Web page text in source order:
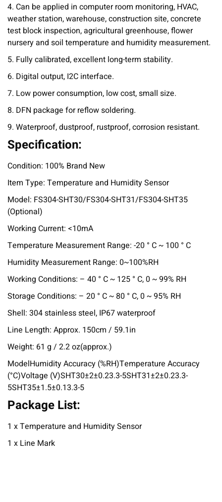
4. Can be applied in computer room monitoring, HVAC,
weather station, warehouse, construction site, concrete
test block inspection, agricultural greenhouse, flower
nursery and soil temperature and humidity measurement.
5. Fully calibrated, excellent long-term stability.
6. Digital output, I2C interface.
7. Low power consumption, low cost, small size.
8. DFN package for reflow soldering.
9. Waterproof, dustproof, rustproof, corrosion resistant.
Specification:
Condition: 100% Brand New
Item Type: Temperature and Humidity Sensor
Model: FS304-SHT30/FS304-SHT31/FS304-SHT35
(Optional)
Working Current: <10mA
Temperature Measurement Range: -20 ° C ~ 100 ° C
Humidity Measurement Range: 0~100%RH
Working Conditions: – 40 ° C ~ 125 ° C, 0 ~ 99% RH
Storage Conditions: – 20 ° C ~ 80 ° C, 0 ~ 95% RH
Shell: 304 stainless steel, IP67 waterproof
Line Length: Approx. 150cm / 59.1in
Weight: 61 g / 2.2 oz(approx.)
ModelHumidity Accuracy (%RH)Temperature Accuracy
(°C)Voltage (V)SHT30±2±0.23.3-5SHT31±2±0.23.3-
5SHT35±1.5±0.13.3-5
Package List:
1 x Temperature and Humidity Sensor
1 x Line Mark